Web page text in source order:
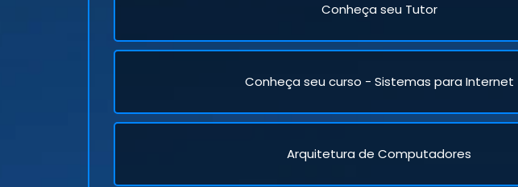
Conheça seu Tutor
Conheça seu curso - Sistemas para Internet
Arquitetura de Computadores